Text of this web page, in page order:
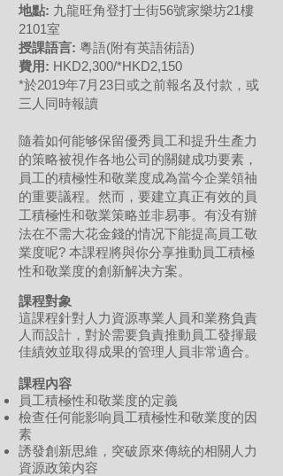
地點: 九龍旺角登打士街56號家樂坊21樓
2101室
授課語言: 粵語(附有英語術語)
費用: HKD2,300/*HKD2,150
*於2019年7月23日或之前報名及付款，或
三人同時報讀
隨着如何能够保留優秀員工和提升生產力
的策略被視作各地公司的關鍵成功要素，
員工的積極性和敬業度成為當今企業領䄂
的重要議程。然而，要建立真正有效的員
工積極性和敬業策略並非易事。有没有辦
法在不需大花金錢的情况下能提高員工敬
業度呢? 本課程將與你分享推動員工積極
性和敬業度的創新解决方案。
課程對象
這課程針對人力資源專業人員和業務負責
人而設計，對於需要負責推動員工發揮最
佳績效並取得成果的管理人員非常適合。
課程內容
員工積極性和敬業度的定義
檢查任何能影响員工積極性和敬業度的因
素
誘發創新思維，突破原來傳統的相關人力
資源政策内容